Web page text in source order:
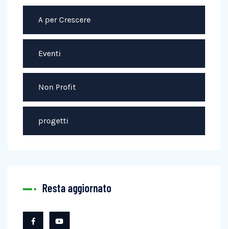
A per Crescere
Eventi
Non Profit
progetti
Resta aggiornato